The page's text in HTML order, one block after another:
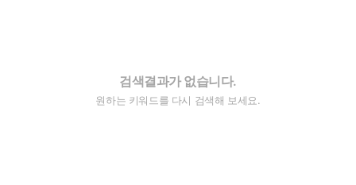
검색결과가 없습니다.
원하는 키워드를 다시 검색해 보세요.